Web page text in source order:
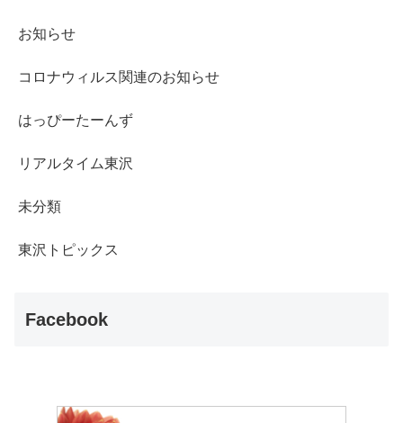
お知らせ
コロナウィルス関連のお知らせ
はっぴーたーんず
リアルタイム東沢
未分類
東沢トピックス
Facebook